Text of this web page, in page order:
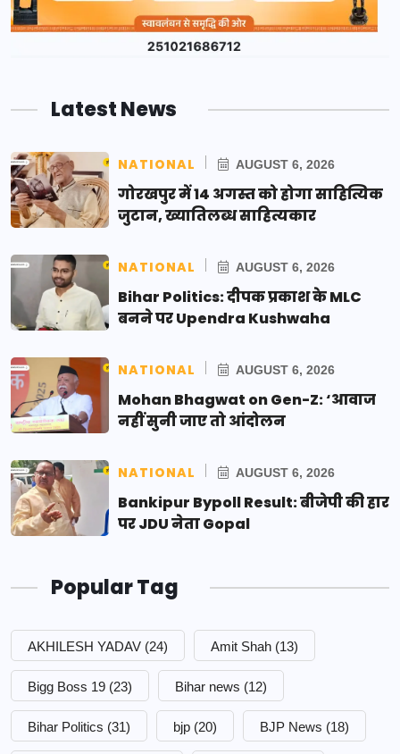
Latest News
NATIONAL AUGUST 6, 2026
गोरखपुर में 14 अगस्त को होगा साहित्यिक
जुटान, ख्यातिलब्ध साहित्यकार
NATIONAL AUGUST 6, 2026
Bihar Politics: दीपक प्रकाश के MLC
बनने पर Upendra Kushwaha
NATIONAL AUGUST 6, 2026
Mohan Bhagwat on Gen-Z: ‘आवाज
नहीं सुनी जाए तो आंदोलन
NATIONAL AUGUST 6, 2026
Bankipur Bypoll Result: बीजेपी की हार
पर JDU नेता Gopal
Popular Tag
AKHILESH YADAV (24) Amit Shah (13)
Bigg Boss 19 (23) Bihar news (12)
Bihar Politics (31) bjp (20) BJP News (18)